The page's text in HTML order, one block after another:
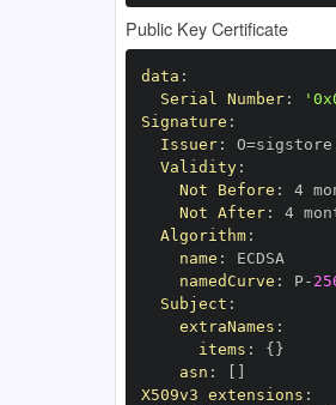
Public Key Certificate
data :
Serial Number:
Signature :
Issuer:
Validity:
Not Before : 4
Not After: 4
Algorithm:
name :
namedCurve : P-
Subject :
extraNames :
items : { }
asn :
X509v3 extensions :